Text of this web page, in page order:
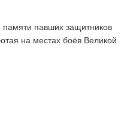
павших защитников
на местах боёв Великой